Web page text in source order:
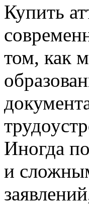
Купить
том, как
Иногда
и